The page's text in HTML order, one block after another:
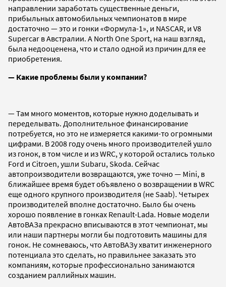
направлении заработать существенные деньги,
прибыльных автомобильных чемпионатов в мире
достаточно — это и гонки «Формула-1», и NASCAR, и V8
Supercar в Австралии. А North One Sport, на наш взгляд,
была недооценена, что и стало одной из причин для ее
приобретения.
— Какие проблемы были у компании?
— Там много моментов, которые нужно доделывать и
переделывать. Дополнительное финансирование
потребуется, но это не измеряется какими-то огромными
цифрами. В 2008 году очень много производителей ушло
из гонок, в том числе и из WRС, у которой остались только
Ford и Citroen, ушли Subaru, Skoda. Сейчас
автопроизводители возвращаются, уже точно — Mini, в
ближайшее время будет объявлено о возвращении в WRС
еще одного крупного производителя (не Saab). Четырех
производителей вполне достаточно. Было бы очень
хорошо появление в гонках Renault-Lada. Новые модели
АвтоВАЗа прекрасно вписываются в этот чемпионат, мы
или наши партнеры могли бы подготовить машины для
гонок. Не сомневаюсь, что АвтоВАЗу хватит инженерного
потенциала это сделать, но правильнее заказать это
компаниям, которые профессионально занимаются
созданием раллийных машин.